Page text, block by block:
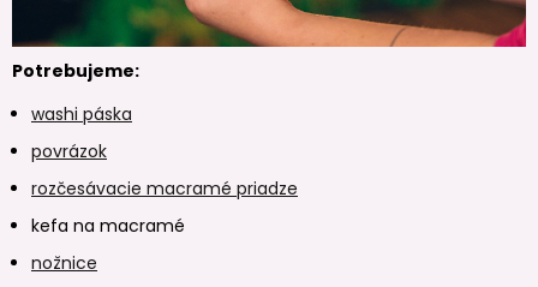
Potrebujeme:
washi páska
povrázok
rozčesávacie macramé priadze
kefa na macramé
nožnice